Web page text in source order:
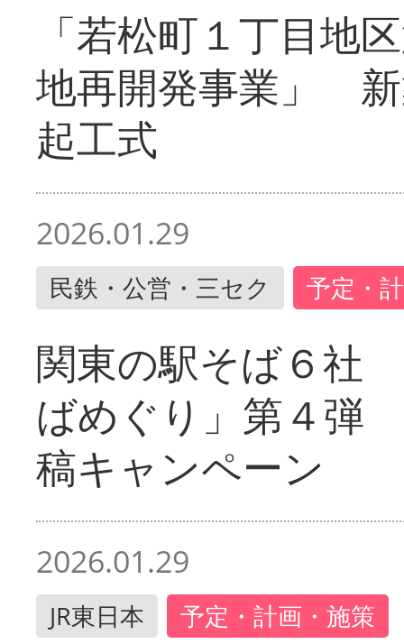
「若松町１丁目地
地再開発事業」
起工式
2026.01.29
民鉄・公営・三セク 予定・
関東の駅そば６社
ばめぐり」第４弾
稿キャンペーン
2026.01.29
JR東日本 予定・計画・施策